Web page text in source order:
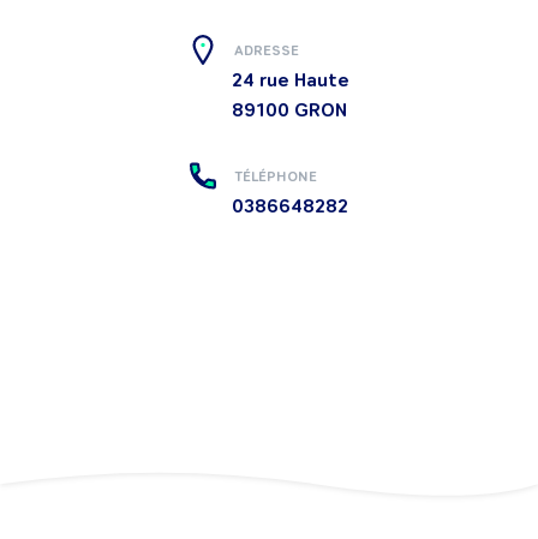
ADRESSE
24 rue Haute
89100 GRON
TÉLÉPHONE
0386648282